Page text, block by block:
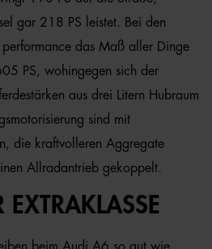
gar 218 PS leistet. Bei den
das Maß aller Dinge
PS, wohingegen sich der
aus drei Litern Hubraum
sind mit
die kraftvolleren Aggregate
Allradantrieb gekoppelt.
EXTRAKLASSE